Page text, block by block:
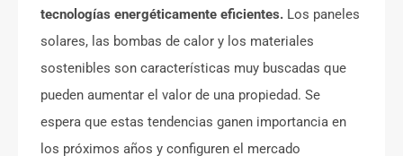
tecnologías energéticamente eficientes. Los paneles
solares, las bombas de calor y los materiales
sostenibles son características muy buscadas que
pueden aumentar el valor de una propiedad. Se
espera que estas tendencias ganen importancia en
los próximos años y configuren el mercado